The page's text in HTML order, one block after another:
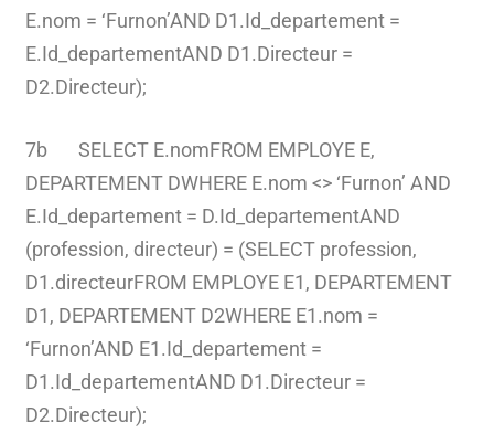
E.nom = ‘Furnon’AND D1.Id_departement =
E.Id_departementAND D1.Directeur =
D2.Directeur);
7b SELECT E.nomFROM EMPLOYE E,
DEPARTEMENT DWHERE E.nom <> ‘Furnon’ AND
E.Id_departement = D.Id_departementAND
(profession, directeur) = (SELECT profession,
D1.directeurFROM EMPLOYE E1, DEPARTEMENT
D1, DEPARTEMENT D2WHERE E1.nom =
‘Furnon’AND E1.Id_departement =
D1.Id_departementAND D1.Directeur =
D2.Directeur);